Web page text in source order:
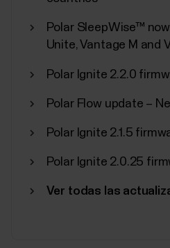
Sincronización,
restablecimiento de
la app Polar Flow
iniciar la sincronización,
restablecimiento de fábrica
dispositivoToca Dispositivos
Polar SleepWise™
Unite, Vantage M and
Polar Ignite 2.2.0
Polar Flow update –
Polar Ignite 2.1.5
Polar Ignite 2.0.25
Ver todas las